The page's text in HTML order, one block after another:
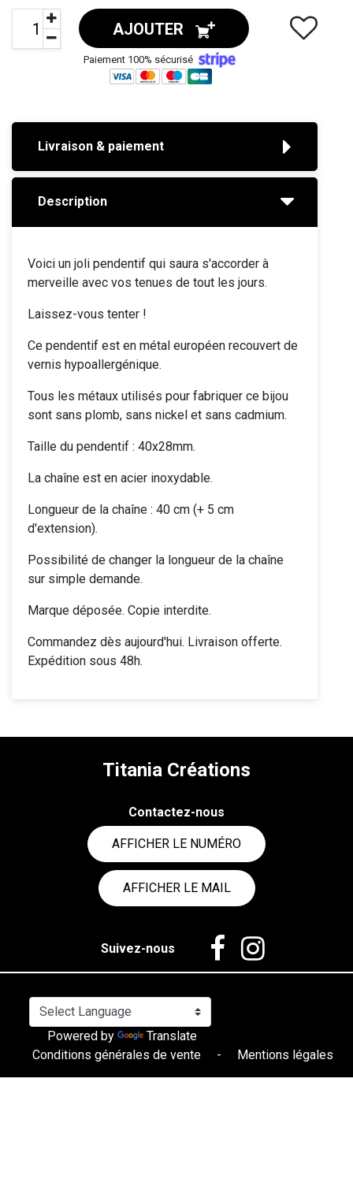
AJOUTER
Paiement 100% sécurisé
Livraison & paiement
Description
Voici un joli pendentif qui saura s'accorder à
merveille avec vos tenues de tout les jours.
Laissez-vous tenter !
Ce pendentif est en métal européen recouvert de
vernis hypoallergénique.
Tous les métaux utilisés pour fabriquer ce bijou
sont sans plomb, sans nickel et sans cadmium.
Taille du pendentif : 40x28mm.
La chaîne est en acier inoxydable.
Longueur de la chaîne : 40 cm (+ 5 cm
d'extension).
Possibilité de changer la longueur de la chaîne
sur simple demande.
Marque déposée. Copie interdite.
Commandez dès aujourd'hui. Livraison offerte.
Expédition sous 48h.
Titania Créations
Contactez-nous
AFFICHER LE NUMÉRO
AFFICHER LE MAIL
Suivez-nous
Powered by
Translate
Conditions générales de vente
- Mentions légales